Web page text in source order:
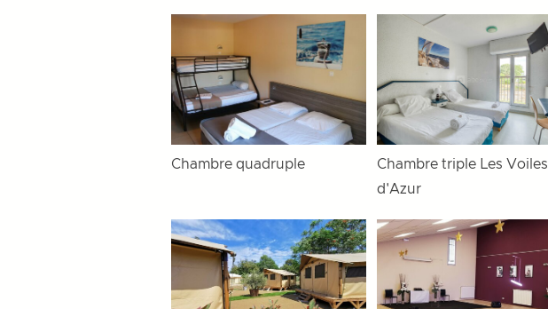
Chambre quadruple
Chambre triple Les Voiles
d'Azur